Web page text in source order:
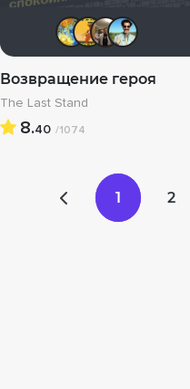
Возвращение героя
The Last Stand
8.40 /1074
1 2